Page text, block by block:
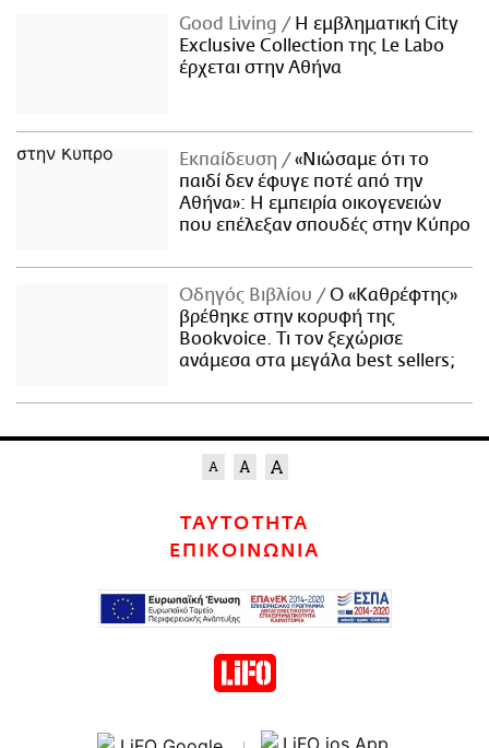
Good Living
Η εμβληματική City
Exclusive Collection της Le Labo
έρχεται στην Αθήνα
Εκπαίδευση
«Νιώσαμε ότι το
παιδί δεν έφυγε ποτέ από την
Αθήνα»: Η εμπειρία οικογενειών
που επέλεξαν σπουδές στην Κύπρο
Οδηγός Βιβλίου
Ο «Καθρέφτης»
βρέθηκε στην κορυφή της
Bookvoice. Τι τον ξεχώρισε
ανάμεσα στα μεγάλα best sellers;
ΤΑΥΤΟΤΗΤΑ
ΕΠΙΚΟΙΝΩΝΙΑ